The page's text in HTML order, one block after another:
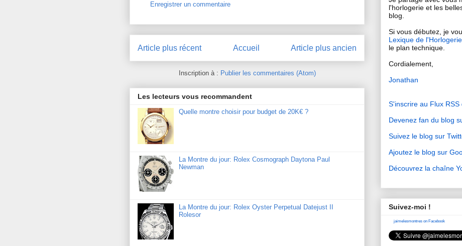
Enregistrer un commentaire
Article plus récent Article plus ancien
Accueil
Inscription à : Publier les commentaires (Atom)
Les lecteurs vous recommandent
Quelle montre choisir pour budget de 20K€ ?
La Montre du jour: Rolex Cosmograph Daytona Paul
Newman
La Montre du jour: Rolex Oyster Perpetual Datejust II
Rolesor
l'horlogerie et les
blog.
Si vous débutez, je
Lexique de l'Horlogerie
le plan technique.
Cordialement,
Jonathan
S'inscrire au Flux RSS
Devenez fan du blog
Suivez le blog sur
Ajoutez le blog sur
Découvrez la chaîne
Suivez-moi !
jaimelesmontres on Facebook